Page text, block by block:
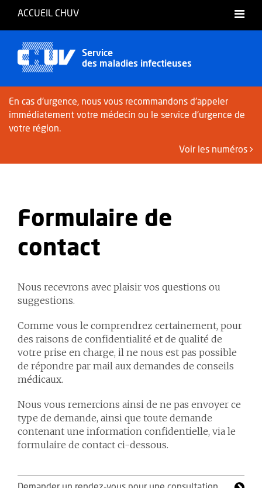
ACCUEIL CHUV
Service
des maladies infectieuses
En cas d'urgence, nous vous recommandons d'appeler
immédiatement votre médecin ou le service d'urgence de
votre région.
Voir les numéros
Formulaire de
contact
Nous recevrons avec plaisir vos questions ou
suggestions.
Comme vous le comprendrez certainement, pour
des raisons de confidentialité et de qualité de
votre prise en charge, il ne nous est pas possible
de répondre par mail aux demandes de conseils
médicaux.
Nous vous remercions ainsi de ne pas envoyer ce
type de demande, ainsi que toute demande
contenant une information confidentielle, via le
formulaire de contact ci-dessous.